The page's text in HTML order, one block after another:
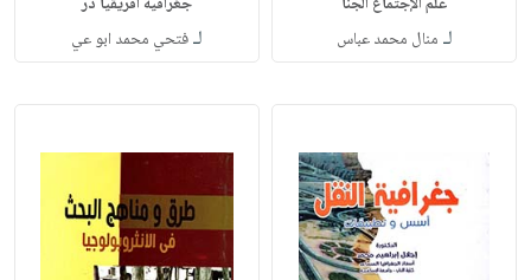
لـ منال محمد عباس لـفتحي محمد ابو عي